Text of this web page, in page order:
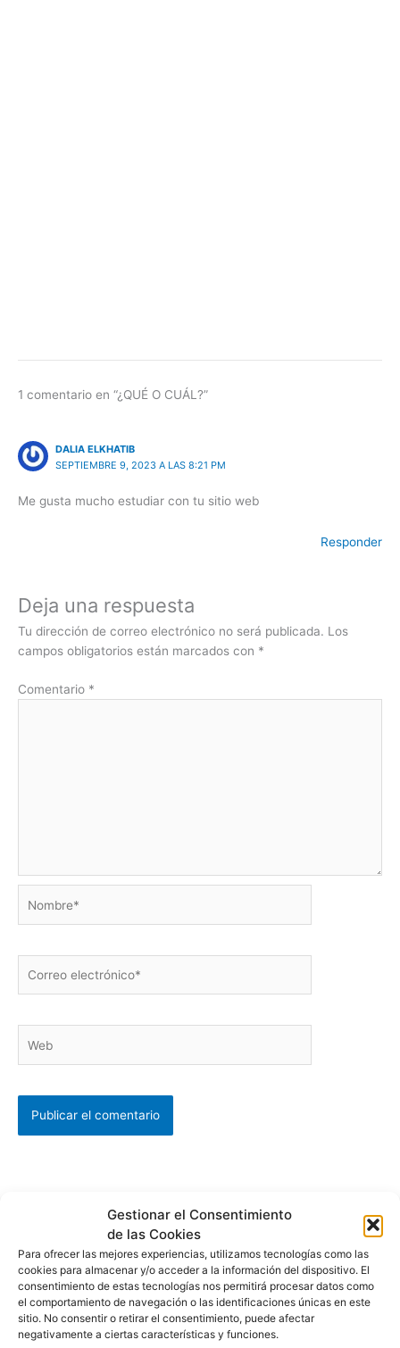
Gestionar el Consentimiento
de las Cookies
Para ofrecer las mejores experiencias, utilizamos tecnologías como las
cookies para almacenar y/o acceder a la información del dispositivo. El
consentimiento de estas tecnologías nos permitirá procesar datos como
el comportamiento de navegación o las identificaciones únicas en este
sitio. No consentir o retirar el consentimiento, puede afectar
negativamente a ciertas características y funciones.
1 comentario en “¿QUÉ O CUÁL?”
DALIA ELKHATIB
SEPTIEMBRE 9, 2023 A LAS 8:21 PM
Me gusta mucho estudiar con tu sitio web
Responder
Deja una respuesta
Tu dirección de correo electrónico no será publicada. Los
campos obligatorios están marcados con *
Comentario *
electrónico*